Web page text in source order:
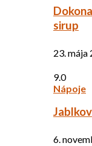
sirup
23. mája
9.0
Nápoje
6.